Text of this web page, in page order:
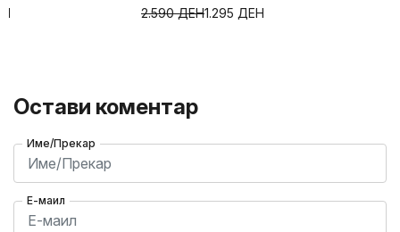
1.295 ДЕН
2.590ДЕН
Остави коментар
Име/Прекар
Е-маил